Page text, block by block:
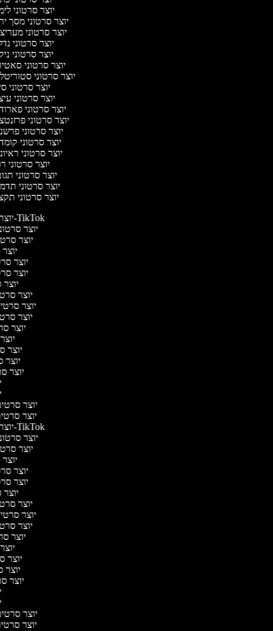
יוצר סרטוני
יוצר סרטוני מסך
יוצר סרטוני
יוצר סרטוני
יוצר סרטוני
יוצר סרטוני
יוצר סרטוני
יוצר סרטוני
יוצר סרטוני
יוצר סרטוני
יוצר סרטוני
יוצר סרטוני
יוצר סרטוני
יוצר סרטוני
יוצר סרטוני
יוצר סרטוני
יוצר סרטוני
יוצר סרטוני
יוצר סרטונים ל-TikTok
יוצר
יוצר
יוצר
יוצר
יוצר
יוצר
יוצר סרטי
יוצר
יוצר
יוצר
יוצר
יוצר
יוצר
יוצר
יוצר סרטונים ל-TikTok
יוצר
יוצר
יוצר
יוצר
יוצר
יוצר
יוצר סרטי
יוצר
יוצר
יוצר
יוצר
יוצר
יוצר
יוצר